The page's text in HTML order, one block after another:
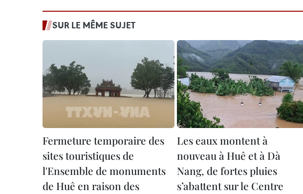
SUR LE MÊME SUJET
Fermeture temporaire des
sites touristiques de
l'Ensemble de monuments
de Huê en raison des
Les eaux montent à
nouveau à Huê et à Dà
Nang, de fortes pluies
s’abattent sur le Centre